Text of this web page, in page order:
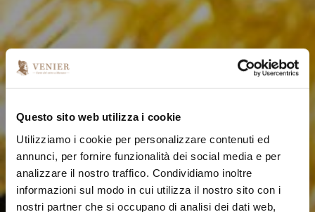
Questo sito web utilizza i cookie
Utilizziamo i cookie per personalizzare contenuti ed
annunci, per fornire funzionalità dei social media e per
analizzare il nostro traffico. Condividiamo inoltre
informazioni sul modo in cui utilizza il nostro sito con i
nostri partner che si occupano di analisi dei dati web,